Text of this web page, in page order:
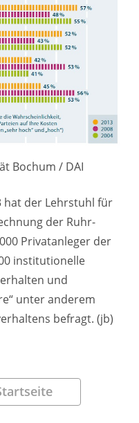
Bochum / DAI
hat der Lehrstuhl für
der Ruhr-
Privatanleger der
institutionelle
und
unter anderem
befragt. (jb)